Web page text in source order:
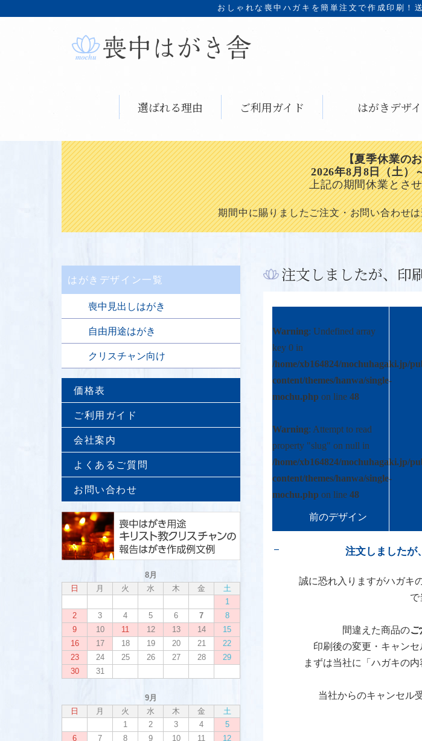
おしゃれな喪中ハガキを簡単注文で作成印刷！
選ばれる理由 ご利用ガイド はがきデザ
【夏季休業の
2026年8月8日（土）
上記の期間休業とさ
期間中に賜りましたご注文・お問い合わせ
はがきデザイン一覧
喪中見出しはがき
自由用途はがき
クリスチャン向け
価格表
ご利用ガイド
会社案内
よくあるご質問
お問い合わせ
注文しましたが、印
Warning: Undefined array
key 0 in
/home/xb164824/mochuhagaki.jp/
content/themes/hanwa/single-
mochu.php on line48
Warning: Attempt to read
property "slug" on null in
/home/xb164824/mochuhagaki.jp/
content/themes/hanwa/single-
mochu.php on line48
前のデザイン
A 注文しましたが
誠に恐れ入りますがハガキ
で
間違えた商品の
印刷後の変更・キャン
まずは当社に「ハガキの
当社からのキャンセル